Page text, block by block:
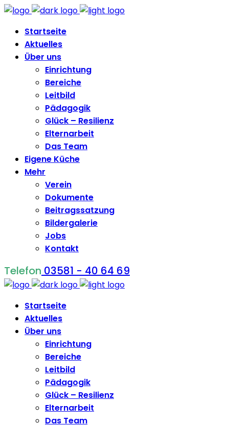
Startseite
Aktuelles
Über uns
Einrichtung
Bereiche
Leitbild
Pädagogik
Glück – Resilienz
Elternarbeit
Das Team
Eigene Küche
Mehr
Verein
Dokumente
Beitragssatzung
Bildergalerie
Jobs
Kontakt
Telefon 03581 - 40 64 69
Startseite
Aktuelles
Über uns
Einrichtung
Bereiche
Leitbild
Pädagogik
Glück – Resilienz
Elternarbeit
Das Team